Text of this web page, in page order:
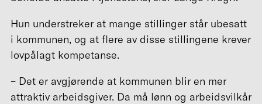
Hun understreker at mange stillinger står ubesatt
i kommunen, og at flere av disse stillingene krever
lovpålagt kompetanse.
– Det er avgjørende at kommunen blir en mer
attraktiv arbeidsgiver. Da må lønn og arbeidsvilkår